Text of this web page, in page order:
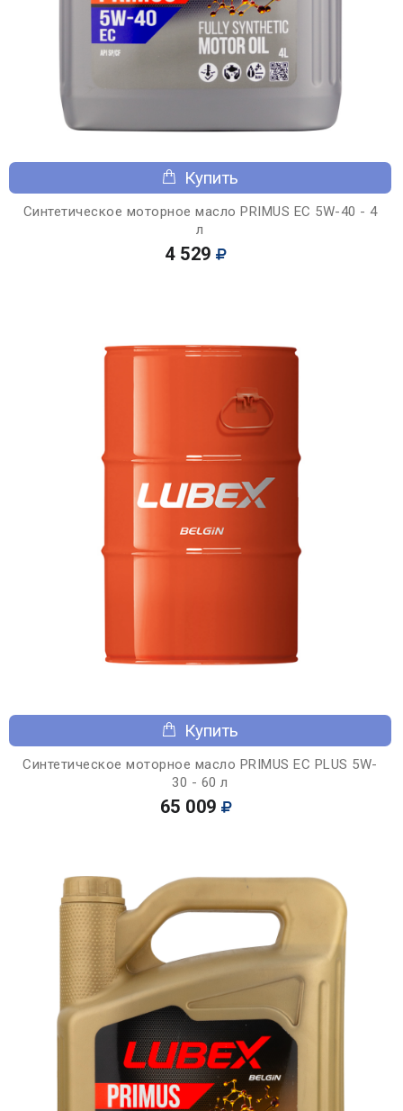
Купить
Синтетическое моторное масло PRIMUS EC 5W-40 - 4
л
4 529
Купить
Синтетическое моторное масло PRIMUS EC PLUS 5W-
30 - 60 л
65 009